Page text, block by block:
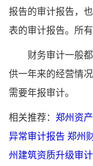
报告的审计报告，
表的审计报告。所
财务审计一般都
供一年来的经营情
需要年报审计。
相关推荐： 郑州资
异常审计报告 郑州
州建筑资质升级审